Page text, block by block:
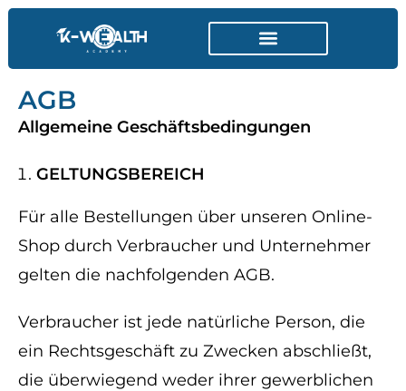
AGB
Allgemeine Geschäftsbedingungen
GELTUNGSBEREICH
Für alle Bestellungen über unseren Online-
Shop durch Verbraucher und Unternehmer
gelten die nachfolgenden AGB.
Verbraucher ist jede natürliche Person, die
ein Rechtsgeschäft zu Zwecken abschließt,
die überwiegend weder ihrer gewerblichen